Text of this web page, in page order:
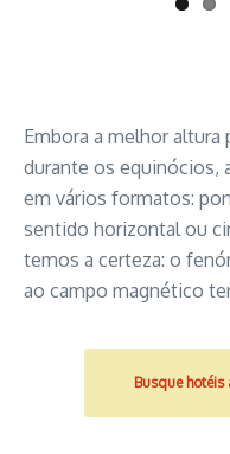
Embora a melhor
durante os equinócios,
em vários formatos:
sentido horizontal ou
temos a certeza: o
ao campo magnético
Busque hotéis